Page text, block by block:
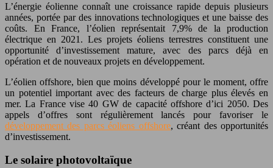
L’énergie éolienne connaît une croissance rapide depuis plusieurs
années, portée par des innovations technologiques et une baisse des
coûts. En France, l’éolien représentait 7,9% de la production
électrique en 2021. Les projets éoliens terrestres constituent une
opportunité d’investissement mature, avec des parcs déjà en
opération et de nouveaux projets en développement.
L’éolien offshore, bien que moins développé pour le moment, offre
un potentiel important avec des facteurs de charge plus élevés en
mer. La France vise 40 GW de capacité offshore d’ici 2050. Des
appels d’offres sont régulièrement lancés pour favoriser le
développement des parcs éoliens offshore, créant des opportunités
d’investissement.
Le solaire photovoltaïque